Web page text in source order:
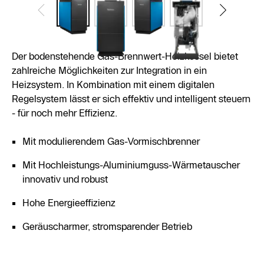
Der bodenstehende Gas-Brennwert-Heizkessel bietet
zahlreiche Möglichkeiten zur Integration in ein
Heizsystem. In Kombination mit einem digitalen
Regelsystem lässt er sich effektiv und intelligent steuern
- für noch mehr Effizienz.
Mit modulierendem Gas-Vormischbrenner
Mit Hochleistungs-Aluminiumguss-Wärmetauscher
innovativ und robust
Hohe Energieeffizienz
Geräuscharmer, stromsparender Betrieb